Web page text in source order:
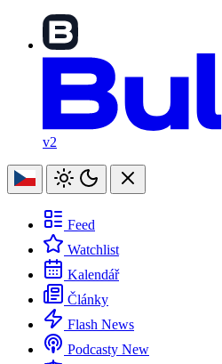
v2
Feed
Watchlist
Kalendář
Články
Flash News
Podcasty New